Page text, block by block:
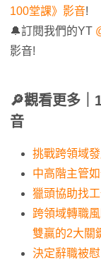
100堂課》影音!
🔔訂閱我們的YT
影音!
🔎觀看更多｜
音
挑戰跨領域
中高階主管
獵頭協助找
跨領域轉職
雙贏的2大關
決定辭職被